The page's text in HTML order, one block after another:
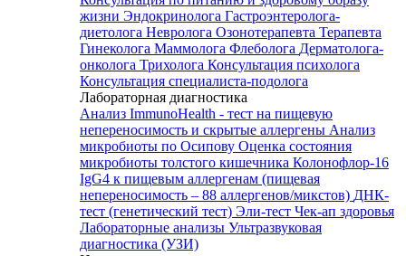
жизни Эндокринолога Гастроэнтеролога-
диетолога Невролога Озонотерапевта Терапевта
Гинеколога Маммолога Флеболога Дерматолога-
онколога Трихолога Консультация психолога
Консультация специалиста-подолога
Лабораторная диагностика
Анализ ImmunoHealth - тест на пищевую
непереносимость и скрытые аллергены Анализ
микробиоты по Осипову Оценка состояния
микробиоты толстого кишечника Колонофлор-16
IgG4 к пищевым аллергенам (пищевая
непереносимость – 88 аллергенов/микстов) ДНК-
тест (генетический тест) Эли-тест Чек-ап здоровья
Лабораторные анализы Ультразвуковая
диагностика (УЗИ)